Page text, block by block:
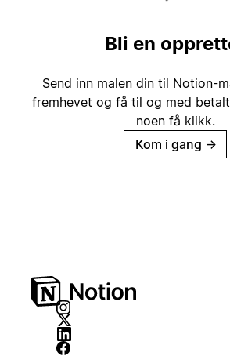
Bli en
Send inn malen din til Notion-
fremhevet og få til og med
noen få klikk.
Kom i gang →